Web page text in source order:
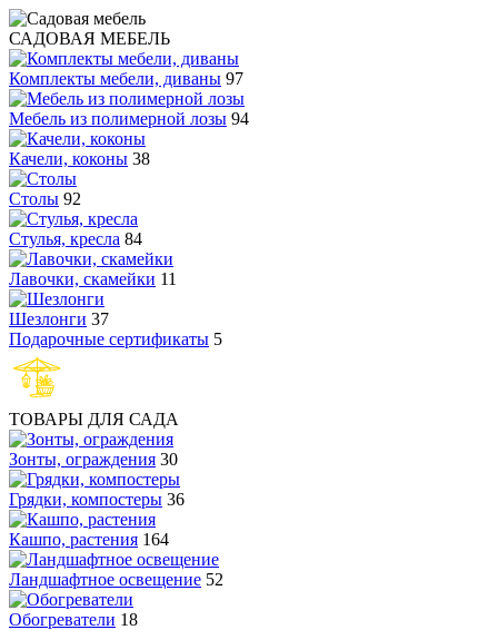
САДОВАЯ МЕБЕЛЬ
Комплекты мебели, диваны 97
Мебель из полимерной лозы 94
Качели, коконы 38
Столы 92
Стулья, кресла 84
Лавочки, скамейки 11
Шезлонги 37
Подарочные сертификаты 5
ТОВАРЫ ДЛЯ САДА
Зонты, ограждения 30
Грядки, компостеры 36
Кашпо, растения 164
Ландшафтное освещение 52
Обогреватели 18